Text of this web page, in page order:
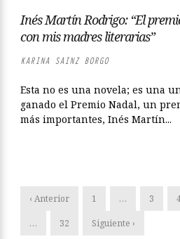
Inés Martín Rodrigo: “El
con mis madres literarias”
KARINA SAINZ BORGO
Esta no es una novela; es una
ganado el Premio Nadal, un
más importantes, Inés Martín...
‹ Anterior 1 … 3
… 32 Siguiente ›